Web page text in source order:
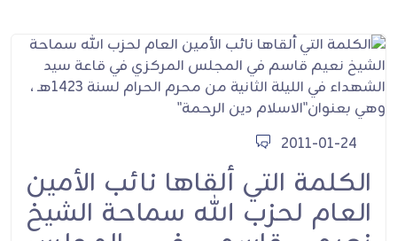
2011-01-24
الكلمة التي ألقاها نائب الأمين
العام لحزب الله سماحة الشيخ